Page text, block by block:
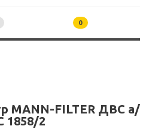
0
MANN-FILTER ДВС а/
1858/2